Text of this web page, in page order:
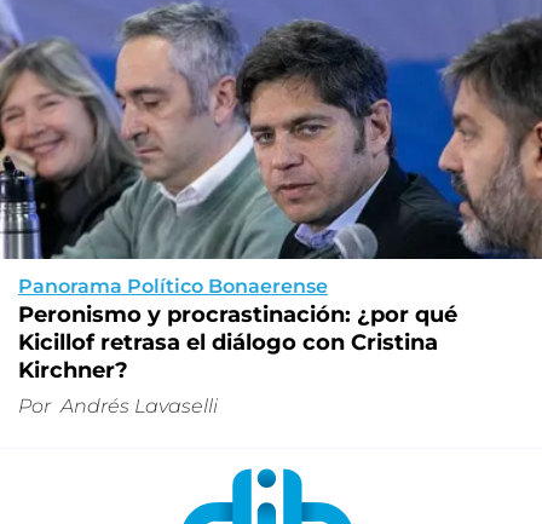
Panorama Político Bonaerense
Peronismo y procrastinación: ¿por qué
Kicillof retrasa el diálogo con Cristina
Kirchner?
Por Andrés Lavaselli